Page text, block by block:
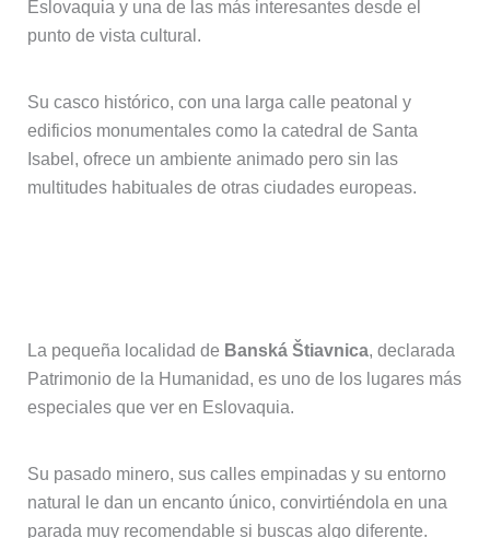
Eslovaquia y una de las más interesantes desde el
punto de vista cultural.
Su casco histórico, con una larga calle peatonal y
edificios monumentales como la catedral de Santa
Isabel, ofrece un ambiente animado pero sin las
multitudes habituales de otras ciudades europeas.
La pequeña localidad de Banská Štiavnica, declarada
Patrimonio de la Humanidad, es uno de los lugares más
especiales que ver en Eslovaquia.
Su pasado minero, sus calles empinadas y su entorno
natural le dan un encanto único, convirtiéndola en una
parada muy recomendable si buscas algo diferente.